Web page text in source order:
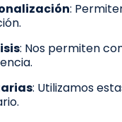
:
: Nos permiten
: Utilizamos